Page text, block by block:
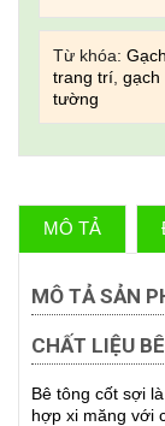
Từ khóa:
trang trí gạch
tường
MÔ TẢ
MÔ TẢ SẢN
CHẤT LIỆU
Bê tông cốt sợi
hợp xi măng với